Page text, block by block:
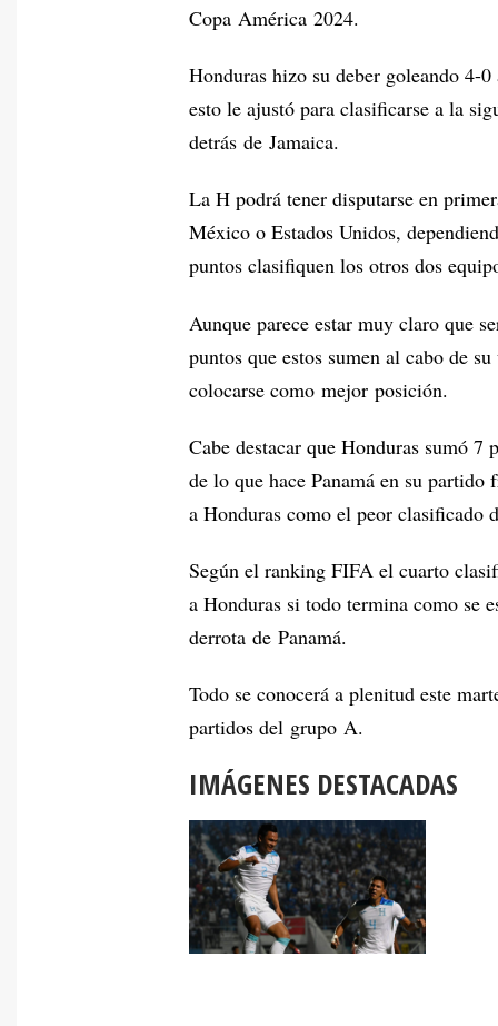
Copa América 2024.
Honduras hizo su deber goleando 4-
esto le ajustó para clasificarse a la
detrás de Jamaica.
La H podrá tener disputarse en
México o Estados Unidos,
puntos clasifiquen los otros dos
Aunque parece estar muy claro que
puntos que estos sumen al cabo de
colocarse como mejor posición.
Cabe destacar que Honduras sumó 7
de lo que hace Panamá en su partido
a Honduras como el peor clasificado
Según el ranking FIFA el cuarto
a Honduras si todo termina como se
derrota de Panamá.
Todo se conocerá a plenitud este
partidos del grupo A.
IMÁGENES DESTACADAS